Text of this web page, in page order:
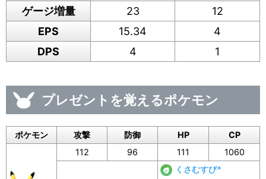
ゲージ増量
23
12
EPS
15.34
4
DPS
4 1
プレゼントを覚えるポケモン
ポケモン 攻撃 防御 HP CP
112 96 111 1060
くさむすび*